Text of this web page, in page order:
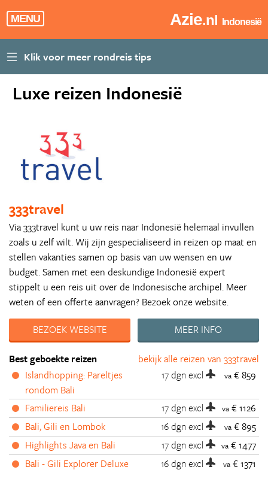
MENU Azie.nl Indonesië
Luxe reizen Indonesië
333travel
Via 333travel kunt u uw reis naar Indonesië helemaal invullen
zoals u zelf wilt. Wij zijn gespecialiseerd in reizen op maat en
stellen vakanties samen op basis van uw wensen en uw
budget. Samen met een deskundige Indonesië expert
stippelt u een reis uit over de Indonesische archipel. Meer
weten of een offerte aanvragen? Bezoek onze website.
BEZOEK WEBSITE
MEER INFO
bekijk alle reizen van 333travel
Best geboekte reizen
Islandhopping: Pareltjes
rondom Bali
17 dgnexcl va € 859
Familiereis Bali 17 dgnexcl va € 1126
Bali, Gili en Lombok
16 dgnexcl va € 895
Highlights Java en Bali
17 dgnexcl va € 1477
Bali - Gili Explorer Deluxe
16 dgnexcl va € 1371